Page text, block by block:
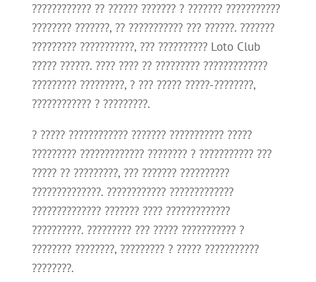
???????????? ?? ?????? ??????? ? ??????? ???????????
???????? ???????, ?? ??????????? ??? ??????. ???????
????????? ???????????, ??? ?????????? Loto Club
????? ??????. ???? ???? ?? ????????? ?????????????
????????? ?????????, ? ??? ????? ?????-????????,
???????????? ? ?????????.
? ????? ???????????? ??????? ??????????? ?????
????????? ????????????? ???????? ? ??????????? ???
????? ?? ?????????, ??? ??????? ??????????
??????????????. ???????????? ?????????????
?????????????? ??????? ???? ?????????????
??????????. ????????? ??? ????? ??????????? ?
???????? ????????, ????????? ? ????? ???????????
????????.